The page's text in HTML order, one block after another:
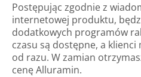
Postępując zgodnie z
internetowej produktu,
dodatkowych programów
czasu są dostępne, a
od razu. W zamian
cenę Alluramin.